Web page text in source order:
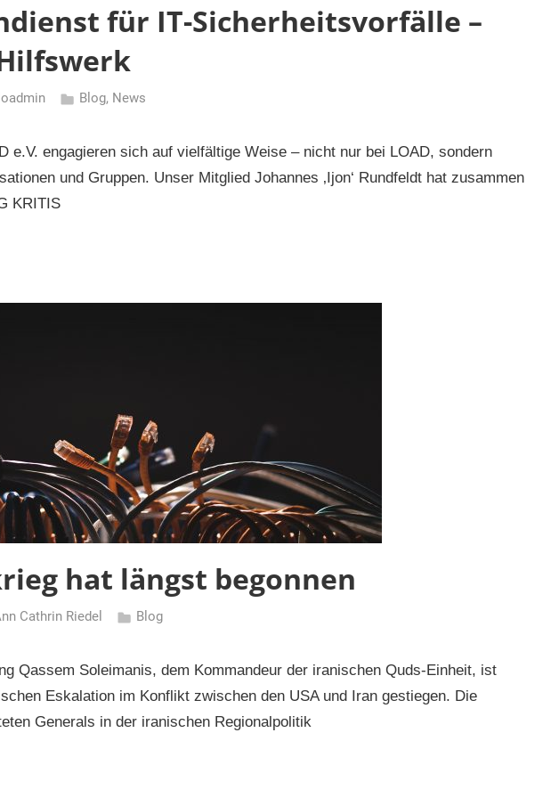
für IT-Sicherheitsvorfälle –
loadmin Blog, News
e.V. engagieren sich auf vielfältige Weise – nicht nur bei LOAD, sondern
und Gruppen. Unser Mitglied Johannes ‚Ijon‘ Rundfeldt hat zusammen
KRITIS
hat längst begonnen
Cathrin Riedel Blog
Qassem Soleimanis, dem Kommandeur der iranischen Quds-Einheit, ist
Eskalation im Konflikt zwischen den USA und Iran gestiegen. Die
Generals in der iranischen Regionalpolitik